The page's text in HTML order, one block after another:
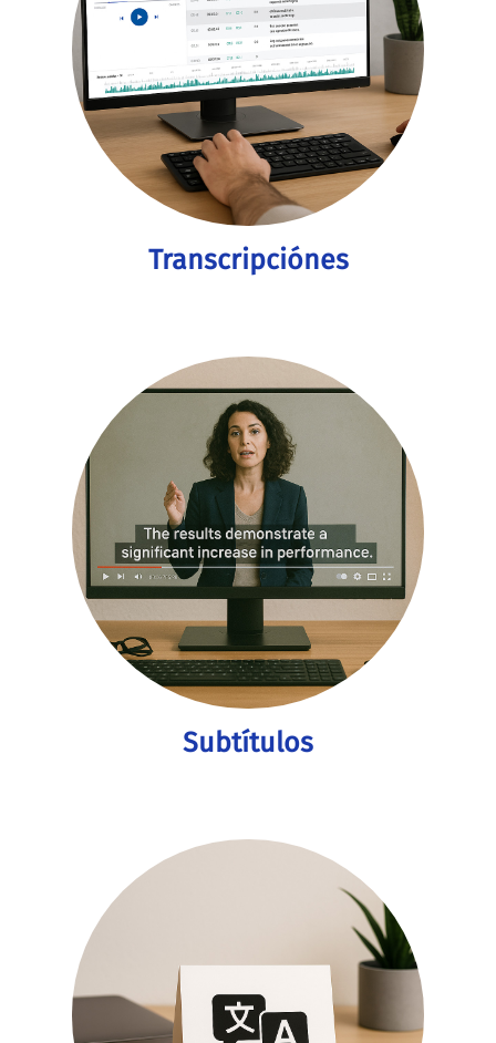
Transcripciónes
Subtítulos